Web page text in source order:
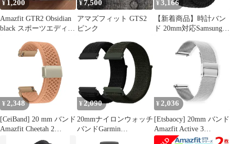
¥1,200
Amazfit GTR2 Obsidian
black スポーツエディシ
¥7,500
アマズフィット GTS2
ピンク
¥ 3,166
【新着商品】時計バン
ド 20mm対応Samsung
40mm 44mm、時計ベル
ト20mm調整可能対応
Amazfit Active2/GTR
Mini/GTS 4/3、対応
Huawei Watch GT3/GT2
¥ 2,348
[CeiBand] 20 mm バンド
Amazfit Cheetah 2
Pro/Active 2/3
¥ 2,090
20mmナイロンウォッチ
バンドGarmin
¥ 2,036
[Etsbaocy] 20mm バンド
Amazfit Active 3
Premium/T-Rex 3 Pro